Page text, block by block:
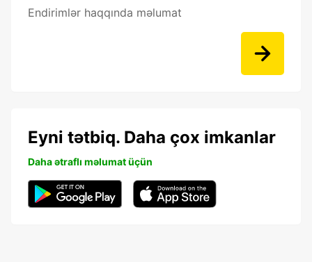
Endirimlər haqqında məlumat
Eyni tətbiq. Daha çox imkanlar
Daha ətraflı məlumat üçün